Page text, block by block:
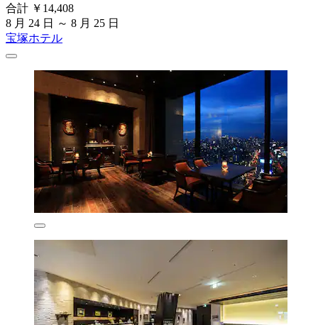
合計 ￥14,408
8 月 24 日 ～ 8 月 25 日
宝塚ホテル